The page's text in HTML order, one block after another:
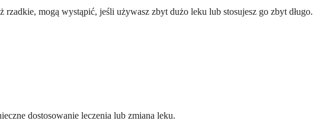
mogą wystąpić, jeśli używasz zbyt dużo leku lub stosujesz go zbyt długo.
dostosowanie leczenia lub zmiana leku.